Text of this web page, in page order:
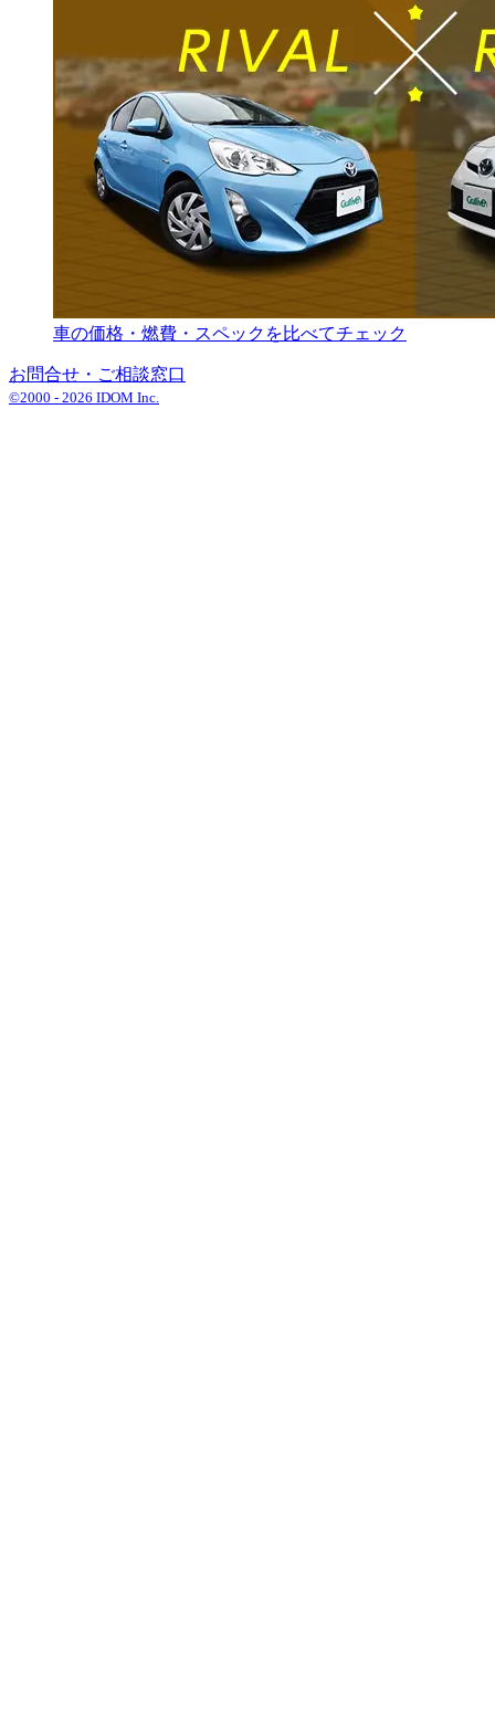
車の価格・燃費・スペックを比べてチェック
お問合せ・ご相談窓口
©2000 - 2026 IDOM Inc.